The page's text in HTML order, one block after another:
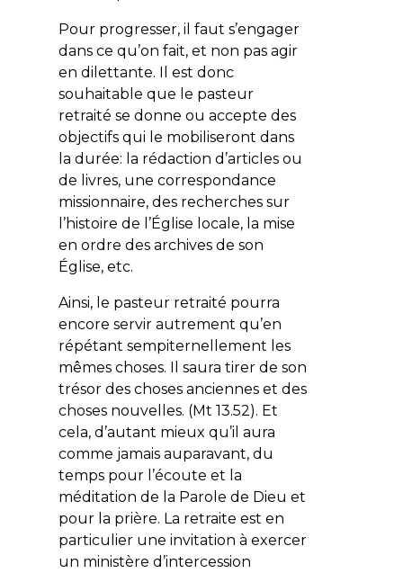
Pour progresser, il faut s’engager
dans ce qu’on fait, et non pas agir
en dilettante. Il est donc
souhaitable que le pasteur
retraité se donne ou accepte des
objectifs qui le mobiliseront dans
la durée: la rédaction d’articles ou
de livres, une correspondance
missionnaire, des recherches sur
l’histoire de l’Église locale, la mise
en ordre des archives de son
Église, etc.
Ainsi, le pasteur retraité pourra
encore servir autrement qu’en
répétant sempiternellement les
mêmes choses. Il saura tirer de son
trésor des choses anciennes et des
choses nouvelles. (Mt 13.52). Et
cela, d’autant mieux qu’il aura
comme jamais auparavant, du
temps pour l’écoute et la
méditation de la Parole de Dieu et
pour la prière. La retraite est en
particulier une invitation à exercer
un ministère d’intercession